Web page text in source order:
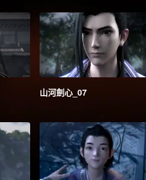
山河劍心_07